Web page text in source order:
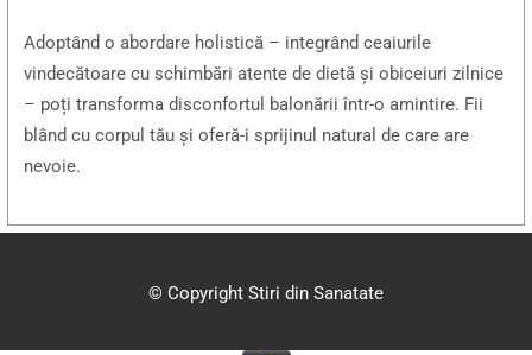
Adoptând o abordare holistică – integrând ceaiurile
vindecătoare cu schimbări atente de dietă și obiceiuri zilnice
– poți transforma disconfortul balonării într-o amintire. Fii
blând cu corpul tău și oferă-i sprijinul natural de care are
nevoie.
© Copyright Stiri din Sanatate